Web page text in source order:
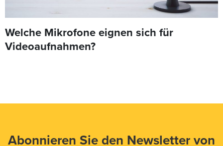
Welche Mikrofone eignen sich für
Videoaufnahmen?
Abonnieren Sie den Newsletter von